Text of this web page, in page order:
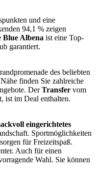
und eine
94,1 % zeigen
Albena ist eine Top-
garantiert.
des beliebten
finden Sie zahlreiche
DerTransfer vom
ist im Deal enthalten.
eingerichtetes
Sportmöglichkeiten
für Freizeitspaß.
Auch für einen
Wahl. Sie können